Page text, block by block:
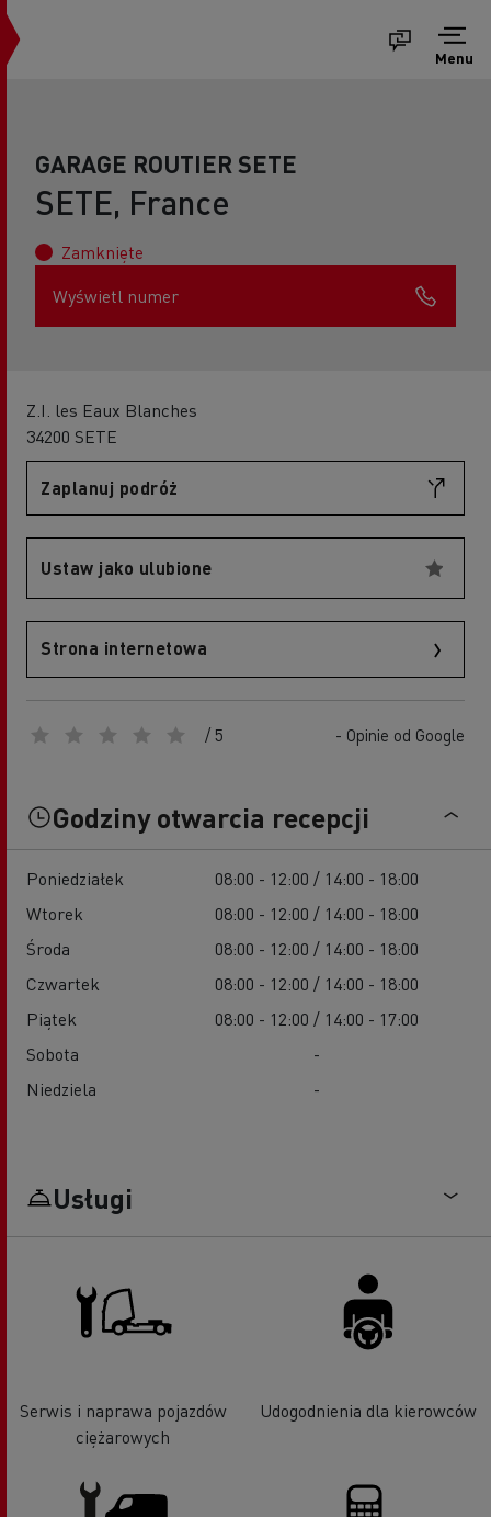
Menu
GARAGE ROUTIER SETE
SETE, France
Zamknięte
Wyświetl numer
Z.I. les Eaux Blanches
34200 SETE
Zaplanuj podróż
Ustaw jako ulubione
Strona internetowa
/ 5 - Opinie od Google
Godziny otwarcia recepcji
Poniedziałek
08:00 - 12:00 / 14:00 - 18:00
Wtorek
08:00 - 12:00 / 14:00 - 18:00
Środa
08:00 - 12:00 / 14:00 - 18:00
Czwartek
08:00 - 12:00 / 14:00 - 18:00
Piątek
08:00 - 12:00 / 14:00 - 17:00
Sobota
-
Niedziela
-
Usługi
Serwis i naprawa pojazdów
ciężarowych
Udogodnienia dla kierowców